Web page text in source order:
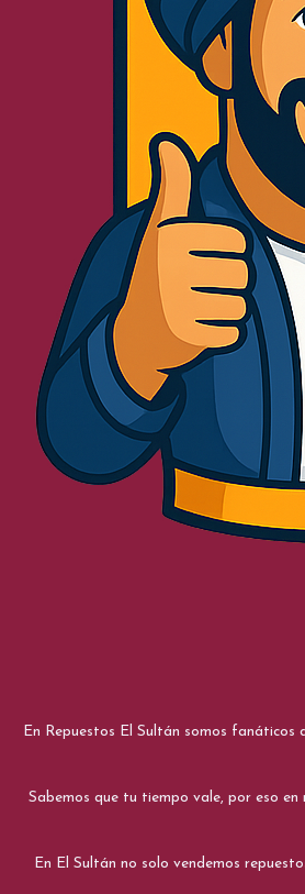
En Repuestos El Sultán somos fanáticos
Sabemos que tu tiempo vale, por eso
En El Sultán no solo vendemos